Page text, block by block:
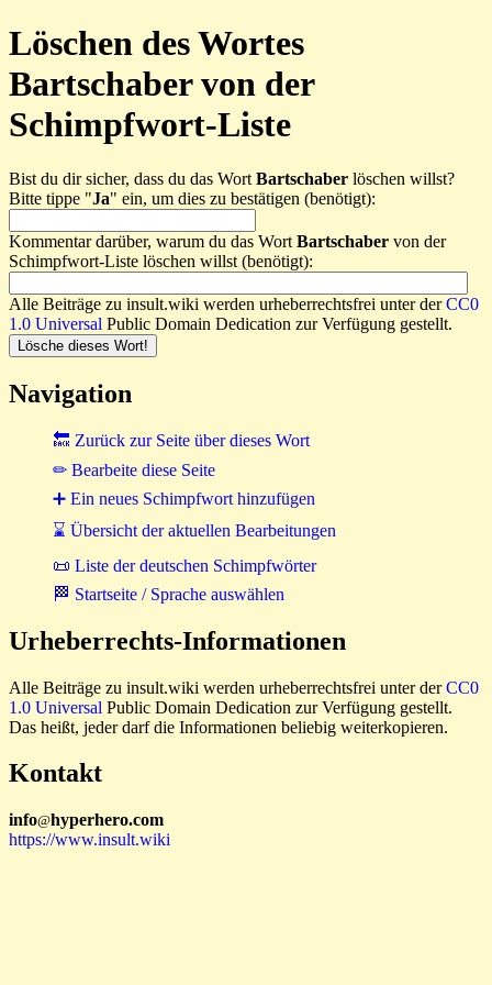
Löschen des Wortes
Bartschaber von der
Schimpfwort-Liste
Bist du dir sicher, dass du das Wort Bartschaber löschen willst?
Bitte tippe "Ja" ein, um dies zu bestätigen (benötigt):
Kommentar darüber, warum du das Wort Bartschaber von der
Schimpfwort-Liste löschen willst (benötigt):
Alle Beiträge zu insult.wiki werden urheberrechtsfrei unter derCC0
1.0 Universal Public Domain Dedication zur Verfügung gestellt.
Navigation
🔙 Zurück zur Seite über dieses Wort
✏ Bearbeite diese Seite
➕ Ein neues Schimpfwort hinzufügen
⌛ Übersicht der aktuellen Bearbeitungen
📜 Liste der deutschen Schimpfwörter
🏁 Startseite / Sprache auswählen
Urheberrechts-Informationen
Alle Beiträge zu insult.wiki werden urheberrechtsfrei unter derCC0
1.0 Universal Public Domain Dedication zur Verfügung gestellt.
Das heißt, jeder darf die Informationen beliebig weiterkopieren.
Kontakt
info@hyperhero.com
https://www.insult.wiki